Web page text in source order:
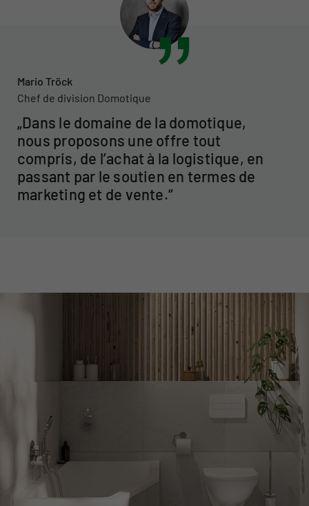
Dans le domaine de la domotique,
nous proposons une offre tout
compris, de l’achat à la logistique, en
passant par le soutien en termes de
marketing et de vente.
Mario Tröck
Chef de division Domotique